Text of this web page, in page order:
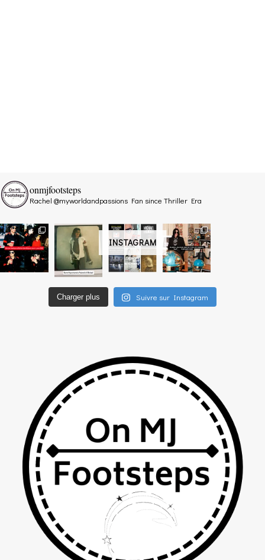
INSTAGRAM
onmjfootsteps
Rachel @myworldandpassions Fan since Thriller Era
Charger plus Suivre sur Instagram